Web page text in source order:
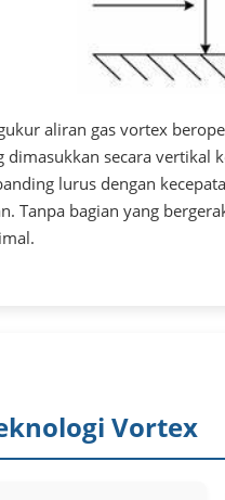
aliran gas vortex
dimasukkan secara vertikal
lurus dengan
Tanpa bagian yang
Vortex